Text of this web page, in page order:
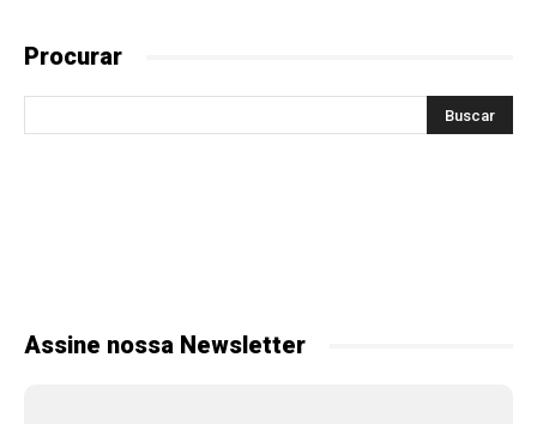
Procurar
Assine nossa Newsletter